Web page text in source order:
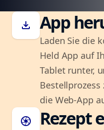
download App
Laden Sie die
Held App auf
Tablet runter,
die Web-App
camera Rezept